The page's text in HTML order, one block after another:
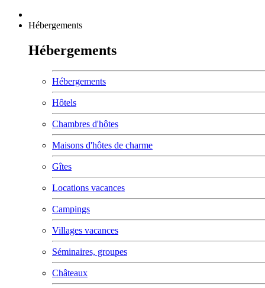
Hébergements
Hébergements
Hébergements
Hôtels
Chambres d'hôtes
Maisons d'hôtes de charme
Gîtes
Locations vacances
Campings
Villages vacances
Séminaires, groupes
Châteaux